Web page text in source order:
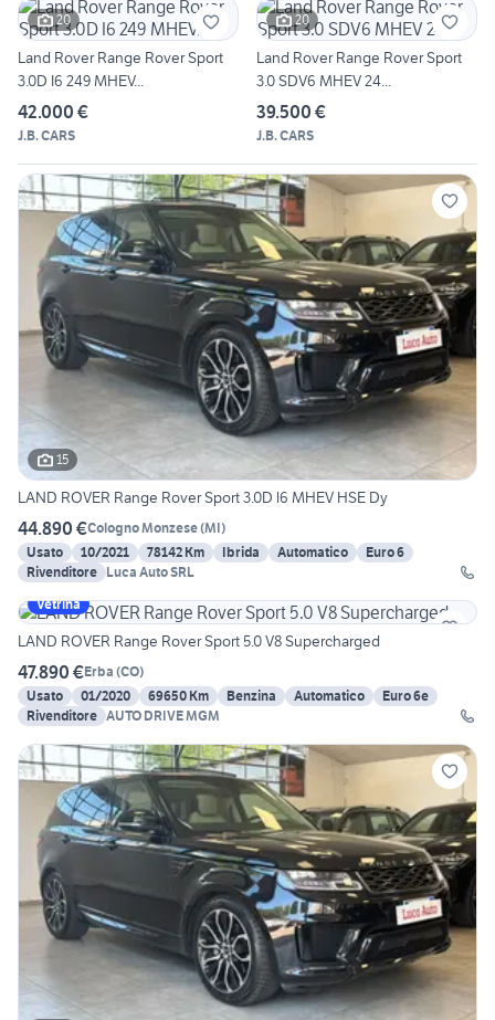
20
Land Rover Range Rover Sport
3.0D I6 249 MHEV...
42.000 €
J.B. CARS
20
Land Rover Range Rover Sport
3.0 SDV6 MHEV 24...
39.500 €
J.B. CARS
15
LAND ROVER Range Rover Sport 3.0D l6 MHEV HSE Dy
44.890 €Cologno Monzese(MI)
Usato
10/2021 78142 Km Ibrida Automatico
Euro 6
Rivenditore Luca Auto SRL
Vetrina
LAND ROVER Range Rover Sport 5.0 V8 Supercharged
47.890 €Erba (CO)
Usato
01/2020 69650 Km Benzina Automatico
Euro 6e
Rivenditore AUTO DRIVE MGM